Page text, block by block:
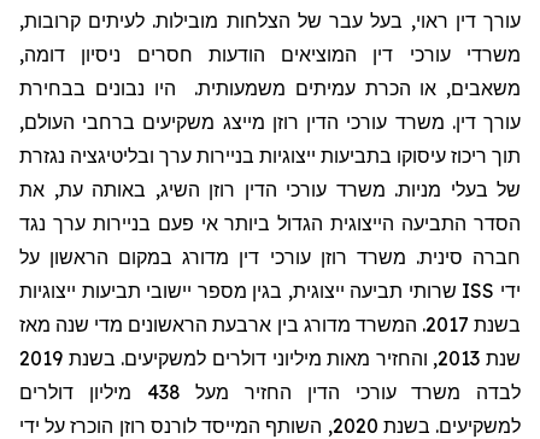
עורך דין ראוי, בעל עבר של הצלחות מובילות. לעיתים קרובות,
משרדי עורכי דין המוציאים הודעות חסרים ניסיון דומה,
משאבים, או הכרת עמיתים משמעותית. היו נבונים בבחירת
עורך דין. משרד עורכי הדין רוזן מייצג משקיעים ברחבי העולם,
תוך ריכוז עיסוקו בתביעות ייצוגיות בניירות ערך ובליטיגציה נגזרת
של בעלי מניות. משרד עורכי הדין רוזן השיג, באותה עת, את
הסדר התביעה הייצוגית הגדול ביותר אי פעם בניירות ערך נגד
חברה סינית. משרד רוזן עורכי דין מדורג במקום הראשון על
ידי ISS שרותי תביעה ייצוגית, בגין מספר יישובי תביעות ייצוגיות
בשנת 2017. המשרד מדורג בין ארבעת הראשונים מדי שנה מאז
שנת 2013, והחזיר מאות מיליוני דולרים למשקיעים. בשנת 2019
לבדה משרד עורכי הדין החזיר מעל 438 מיליון דולרים
למשקיעים. בשנת 2020, השותף המייסד לורנס רוזן הוכרז על ידי